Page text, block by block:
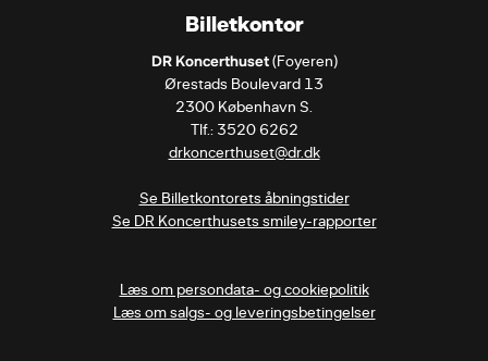
Billetkontor
DR Koncerthuset (Foyeren)
Ørestads Boulevard 13
2300 København S.
drkoncerthuset@dr.dk
Se Billetkontorets åbningstider
Se DR Koncerthusets smiley-rapporter
Læs om persondata- og cookiepolitik
Læs om salgs- og leveringsbetingelser